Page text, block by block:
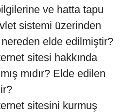
ve hatta tapu
sistemi üzerinden
nereden elde edilmiştir?
sitesi hakkında
mıdır? Elde edilen
sitesini kurmuş